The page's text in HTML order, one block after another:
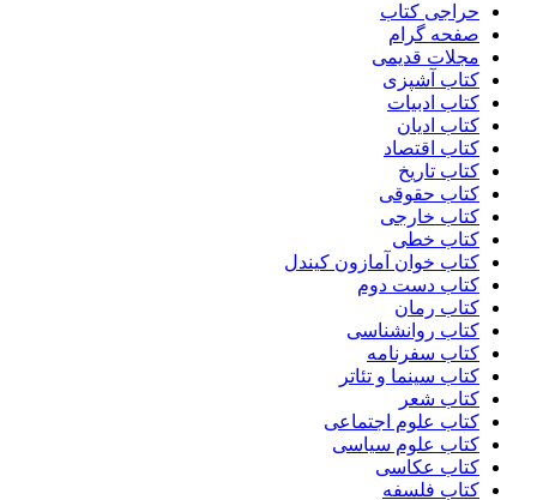
حراجی کتاب
صفحه گرام
مجلات قدیمی
کتاب آشپزی
کتاب ادبیات
کتاب ادیان
کتاب اقتصاد
کتاب تاریخ
کتاب حقوقی
کتاب خارجی
کتاب خطی
کتاب خوان آمازون کیندل
کتاب دست دوم
کتاب رمان
کتاب روانشناسی
کتاب سفرنامه
کتاب سینما و تئاتر
کتاب شعر
کتاب علوم اجتماعی
کتاب علوم سیاسی
کتاب عکاسی
کتاب فلسفه